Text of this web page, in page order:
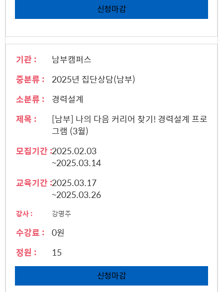
신청마감
기관 :
남부캠퍼스
중분류 :
2025년 집단상담(남부)
소분류 :
경력설계
제목 :
[남부] 나의 다음 커리어 찾기! 경력설계 프로
그램 (3월)
모집기간 :2025.02.03
~2025.03.14
교육기간 :2025.03.17
~2025.03.26
강사 : 강명주
수강료 : 0원
정원 :
15
신청마감